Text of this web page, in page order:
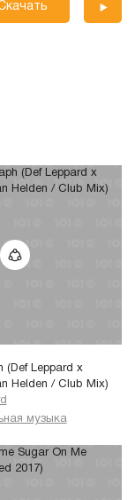
(Def Leppard x
Helden / Club Mix)
музыка